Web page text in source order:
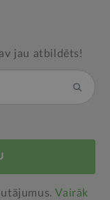
jau atbildēts!
Vairāk